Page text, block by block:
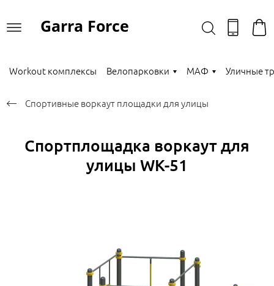
Garra Force
Workout комплексы Велопарковки МАФ Уличные
Спортивные воркаут площадки для улицы
Спортплощадка воркаут для
улицы WK-51